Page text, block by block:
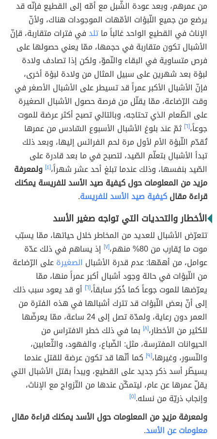
من عمرهم، وبعد عودة الشّبل مع أمّه إلى القطيع فإنّه قد
يرضع من جميع اللّبؤات الأمّهات الموجودات هناك، ولأنّ
الإناث في القطيع الواحد غالباً ماتلدفي فترات متقاربة، قإنّ
الأشبال تكون متقاربة في حجمها، ممّا يعني حصولها على
فرص متساوية في البقاء والنّموّ، ولكن إذا تصادف ولادة
لبؤة بعد شهرين على سبيل المثال من ولادة لبؤة أخرى،
فإنّ الأشبال الأكبر عمراً قد تسيطر على الأشبال الأصغر في
وقت الرّضاعة، ممّا يقلّل من فرصة حصول الأشبال الصغيرة
على الطّعام الذي تحتاجه، وبالتالي تصبح أكثر عرضة للموت
جوعاً،[٦]
ثمّ عند بلوغ الأشبال الأسبوع السّادس من عمرها
تُقدّم اللّبؤة الأم لأول مرة لحم الفرائس إليها، وبعد ذلك
تبدأ الأشبال بتعلّم الصّيد، لتصبح في ما بعد قادرة على
الصّيد بنفسها، وذلك عندما تبلغ أحد عشر شهراً،[٤]
ولمعرفة
مزيد من المعلومات حول كيفية صيد الأسد للفريسة يمكنك
قراءة مقالكيفية صيد الأسد للفريسة.
الأخطار والتحديات التي تواجه صغير الأسد
تتعرّض الأشبال للعديد من المخاطر خلال حياتها، ممّا يسبّب
موت ما يُقارب من 80% منهم،
[٧]
إذ يساهم في ذلك عدّة
عوامل، من أهمّها: عدم قدرة الأشبال الصغيرةعلى الرّضاعة
من اللّبؤات في حالة وجود أشبال أكبر عمراً منها، ممّا
يعرّضها للموت جوعاً كما ذُكِر سابقاً،[٦]
أو قد يعود سبب ذلك
إلى أنّ بعض اللّبؤات قد تترك أشبالها في هذه الفترة من
العمر دون رعاية، ولمدّة تصل إلى 24 ساعة، ممّا يعرضّها
للكثير من الأخطار،[٨]
بما في ذلك خطر الافتراس من
الحيوانات المفترسة، مثل: الضّباع، والفهود، والثّعابين،
والنّسور، وغيرها،[٩]
كما أنّها قد تكون عرضة للقتل عندما
يسيطّر أسد ذكر جديد على القطيع، ويبدأ بقتل الأشبال التي
يقلّ عمرها عن عام، ليتمكّن عندها من التّزواج مع الإناث،
وإنجاب ذريّة من نسله.[٥]
ولمعرفة مزيدٍ من المعلومات حول الأسد يمكنك قراءة مقال
معلومات عن الأسد.